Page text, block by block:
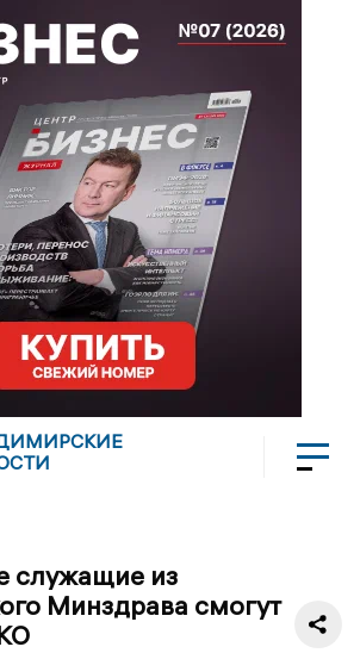
служащие из
Минздрава смогут